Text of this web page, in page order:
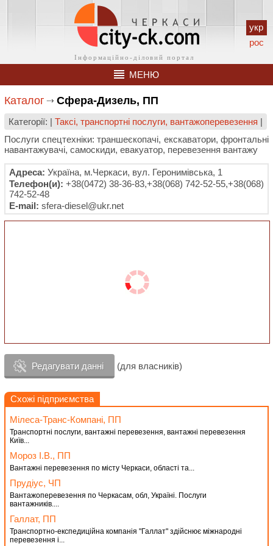
укр
рос
МЕНЮ
Каталог Сфера-Дизель, ПП
Категорії: | Таксі, транспортні послуги, вантажоперевезення |
Послуги спецтехніки: траншеєкопачі, екскаватори, фронтальні
навантажувачі, самоскиди, евакуатор, перевезення вантажу
Адреса: Україна, м.Черкаси, вул. Геронимівська, 1
Телефон(и): +38(0472) 38-36-83,+38(068) 742-52-55,+38(068)
742-52-48
E-mail: sfera-diesel@ukr.net
Редагувати данні (для власників)
Схожі підприємства
Мілеса-Транс-Компані, ПП
Транспортні послуги, вантажні перевезення, вантажні перевезення
Київ...
Мороз І.В., ПП
Вантажні перевезення по місту Черкаси, області та...
Прудіус, ЧП
Вантажоперевезення по Черкасам, обл, Україні. Послуги
вантажників....
Галлат, ПП
Транспортно-експедиційна компанія "Галлат" здійснює міжнародні
перевезення і...